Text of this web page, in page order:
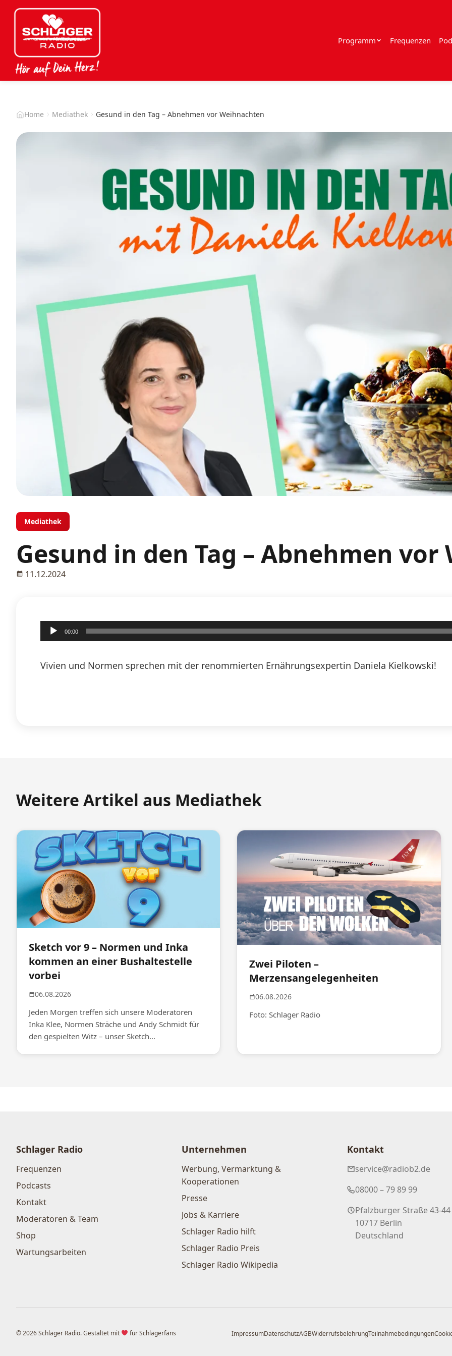
Programm Frequenzen
Home Mediathek Gesund in den Tag – Abnehmen vor Weihnachten
Mediathek
Gesund in den Tag – Abnehmen
11.12.2024
Audio-
Player
00:00
Vivien und Normen sprechen mit der renommierten Ernährungsexpertin Daniela Kielkowski!
Weitere Artikel aus Mediathek
Sketch vor 9 – Normen und Inka
kommen an einer Bushaltestelle
vorbei
06.08.2026
Jeden Morgen treffen sich unsere Moderatoren
Inka Klee, Normen Sträche und Andy Schmidt für
den gespielten Witz – unser Sketch...
Zwei Piloten –
Merzensangelegenheiten
06.08.2026
Foto: Schlager Radio
Schlager Radio
Frequenzen
Podcasts
Kontakt
Moderatoren & Team
Shop
Wartungsarbeiten
Unternehmen
Werbung, Vermarktung &
Kooperationen
Presse
Jobs & Karriere
Schlager Radio hilft
Schlager Radio Preis
Schlager Radio Wikipedia
Kontakt
service@radiob2.de
08000 – 79 89 99
Pfalzburger Straße 43-44
10717 Berlin
Deutschland
© 2026 Schlager Radio. Gestaltet mit für Schlagerfans ImpressumDatenschutzAGBWiderrufsbelehrungTeilnahmebedingungen